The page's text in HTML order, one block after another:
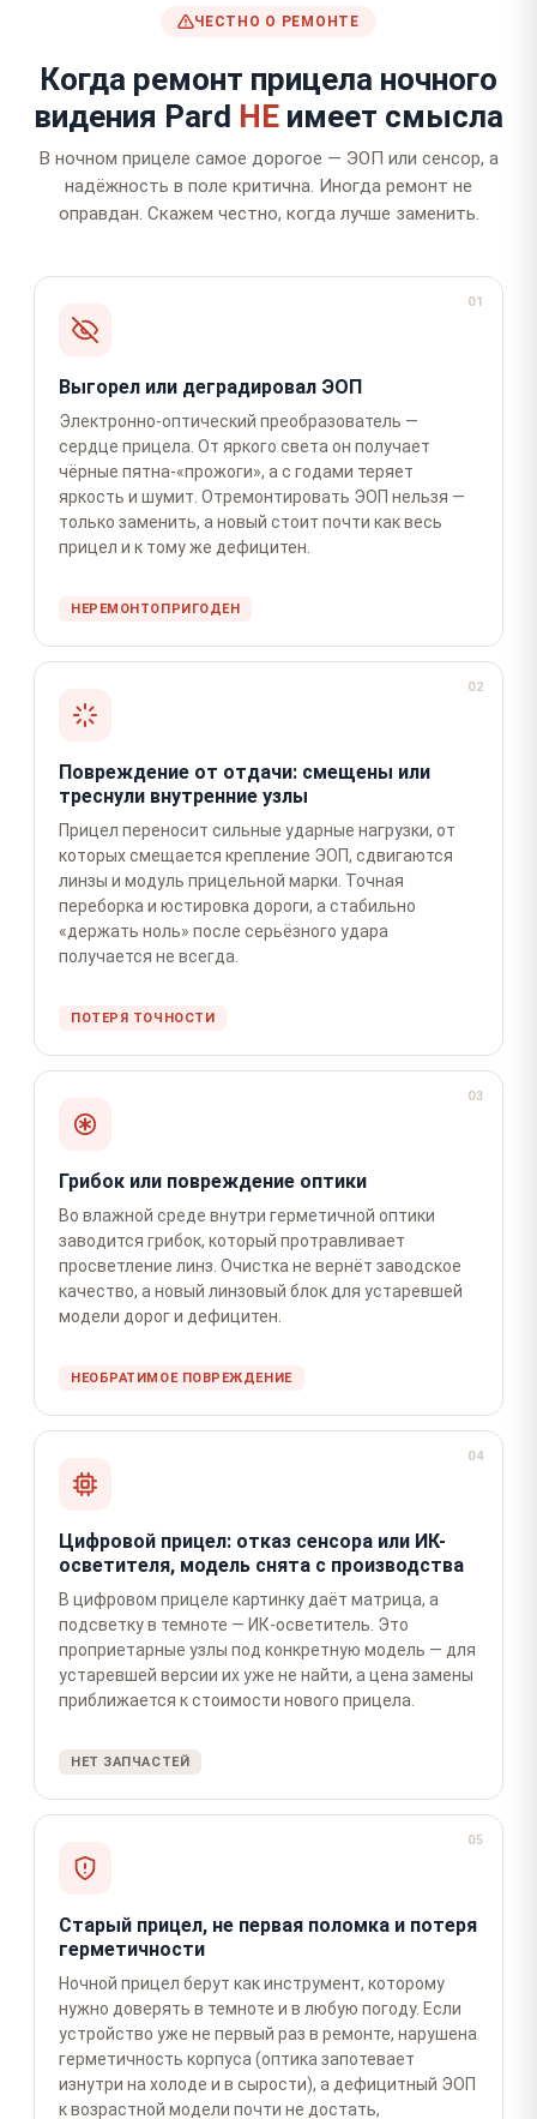
ЧЕСТНО О РЕМОНТЕ
Когда ремонт прицела ночного
видения Pard НЕ имеет смысла
В ночном прицеле самое дорогое — ЭОП или сенсор, а
надёжность в поле критична. Иногда ремонт не
оправдан. Скажем честно, когда лучше заменить.
01
Выгорел или деградировал ЭОП
Электронно-оптический преобразователь —
сердце прицела. От яркого света он получает
чёрные пятна-«прожоги», а с годами теряет
яркость и шумит. Отремонтировать ЭОП нельзя —
только заменить, а новый стоит почти как весь
прицел и к тому же дефицитен.
НЕРЕМОНТОПРИГОДЕН
02
Повреждение от отдачи: смещены или
треснули внутренние узлы
Прицел переносит сильные ударные нагрузки, от
которых смещается крепление ЭОП, сдвигаются
линзы и модуль прицельной марки. Точная
переборка и юстировка дороги, а стабильно
«держать ноль» после серьёзного удара
получается не всегда.
ПОТЕРЯ ТОЧНОСТИ
03
Грибок или повреждение оптики
Во влажной среде внутри герметичной оптики
заводится грибок, который протравливает
просветление линз. Очистка не вернёт заводское
качество, а новый линзовый блок для устаревшей
модели дорог и дефицитен.
НЕОБРАТИМОЕ ПОВРЕЖДЕНИЕ
04
Цифровой прицел: отказ сенсора или ИК-
осветителя, модель снята с производства
В цифровом прицеле картинку даёт матрица, а
подсветку в темноте — ИК-осветитель. Это
проприетарные узлы под конкретную модель — для
устаревшей версии их уже не найти, а цена замены
приближается к стоимости нового прицела.
НЕТ ЗАПЧАСТЕЙ
05
Старый прицел, не первая поломка и потеря
герметичности
Ночной прицел берут как инструмент, которому
нужно доверять в темноте и в любую погоду. Если
устройство уже не первый раз в ремонте, нарушена
герметичность корпуса (оптика запотевает
изнутри на холоде и в сырости), а дефицитный ЭОП
к возрастной модели почти не достать,